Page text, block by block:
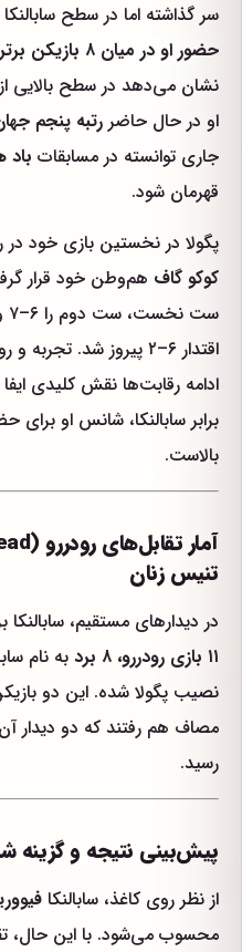
سر گذاشته اما در سطح
حضور او در میان ۸ بازیکن برتر
نشان می‌دهد در سطح بالایی از
او در حال حاضر رتبه پنجم
جاری توانسته در مسابقات باد
قهرمان شود.
پگولا در نخستین بازی خود
کوکو گاف
اقتدار ۶–۲ پیروز شد.
ادامه رقابت‌ها نقش کلیدی
برابر سابالنکا، شانس او برای
بالاست.
تنیس زنان
در دیدارهای مستقیم،
۱۱ بازی رودررو، ۸ برد
به نام
نصیب پگولا شده. این دو
مصاف هم رفتند که دو دیدار آن
رسید.
پیش‌بینی نتیجه و گزینه
از نظر روی کاغذ، سابالنکا
محسوب می‌شود. با این حال،